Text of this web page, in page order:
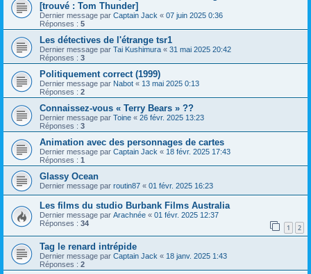
[trouvé : Tom Thunder]
Dernier message par Captain Jack « 07 juin 2025 0:36
Réponses : 5
Les détectives de l'étrange tsr1
Dernier message par Tai Kushimura « 31 mai 2025 20:42
Réponses : 3
Politiquement correct (1999)
Dernier message par Nabot « 13 mai 2025 0:13
Réponses : 2
Connaissez-vous « Terry Bears » ??
Dernier message par Toine « 26 févr. 2025 13:23
Réponses : 3
Animation avec des personnages de cartes
Dernier message par Captain Jack « 18 févr. 2025 17:43
Réponses : 1
Glassy Ocean
Dernier message par routin87 « 01 févr. 2025 16:23
Les films du studio Burbank Films Australia
Dernier message par Arachnée « 01 févr. 2025 12:37
Réponses : 34 1 2
Tag le renard intrépide
Dernier message par Captain Jack « 18 janv. 2025 1:43
Réponses : 2